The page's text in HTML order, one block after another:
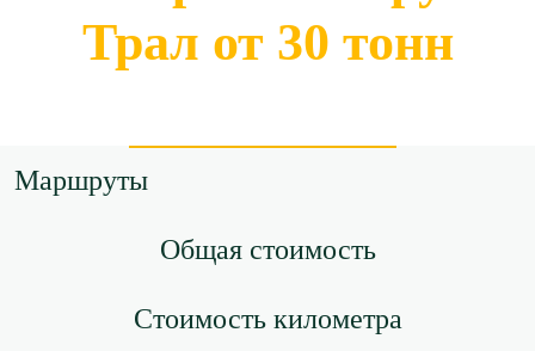
Трал от 30 тонн
Маршруты
Общая стоимость
Стоимость километра